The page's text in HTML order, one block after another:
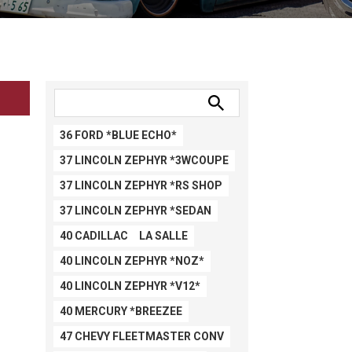
36 FORD *BLUE ECHO*
37 LINCOLN ZEPHYR *3WCOUPE
37 LINCOLN ZEPHYR *RS SHOP
37 LINCOLN ZEPHYR *SEDAN
40 CADILLAC LA SALLE
40 LINCOLN ZEPHYR *NOZ*
40 LINCOLN ZEPHYR *V12*
40 MERCURY *BREEZEE
47 CHEVY FLEETMASTER CONV